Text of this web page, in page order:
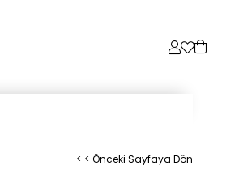
< < Önceki Sayfaya Dön